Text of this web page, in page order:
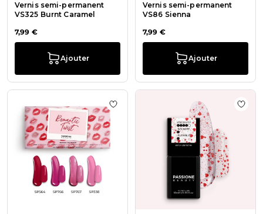
Vernis semi-permanent
VS325 Burnt Caramel
7,99 €
Ajouter
Vernis semi-permanent
VS86 Sienna
7,99 €
Ajouter
Ajouter à la liste de souhaits